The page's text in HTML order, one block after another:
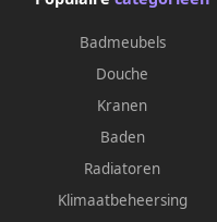
Badmeubels
Douche
Kranen
Baden
Radiatoren
Klimaatbeheersing